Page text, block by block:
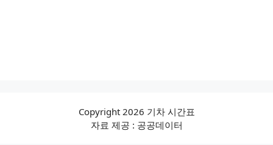
Copyright 2026 기차 시간표
자료 제공 : 공공데이터